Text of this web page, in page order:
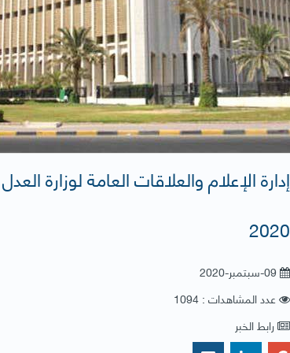
2020
09-سبتمبر-2020
عدد المشاهدات : 1094
رابط الخبر